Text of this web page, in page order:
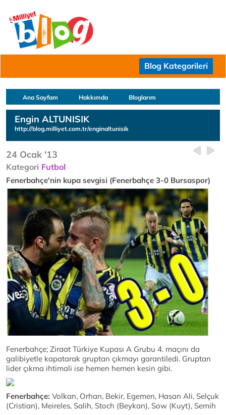
Blog Kategorileri
Ana Sayfam Hakkımda Bloglarım
Engin ALTUNISIK
http://blog.milliyet.com.tr/enginaltunisik
24 Ocak '13
Kategori Futbol
Fenerbahçe'nin kupa sevgisi (Fenerbahçe 3-0 Bursaspor)
Fenerbahçe; Ziraat Türkiye Kupası A Grubu 4. maçını da
galibiyetle kapatarak gruptan çıkmayı garantiledi. Gruptan
lider çıkma ihtimali ise hemen hemen kesin gibi.
Fenerbahçe: Volkan, Orhan, Bekir, Egemen, Hasan Ali, Selçuk
(Cristian), Meireles, Salih, Stoch (Beykan), Sow (Kuyt), Semih